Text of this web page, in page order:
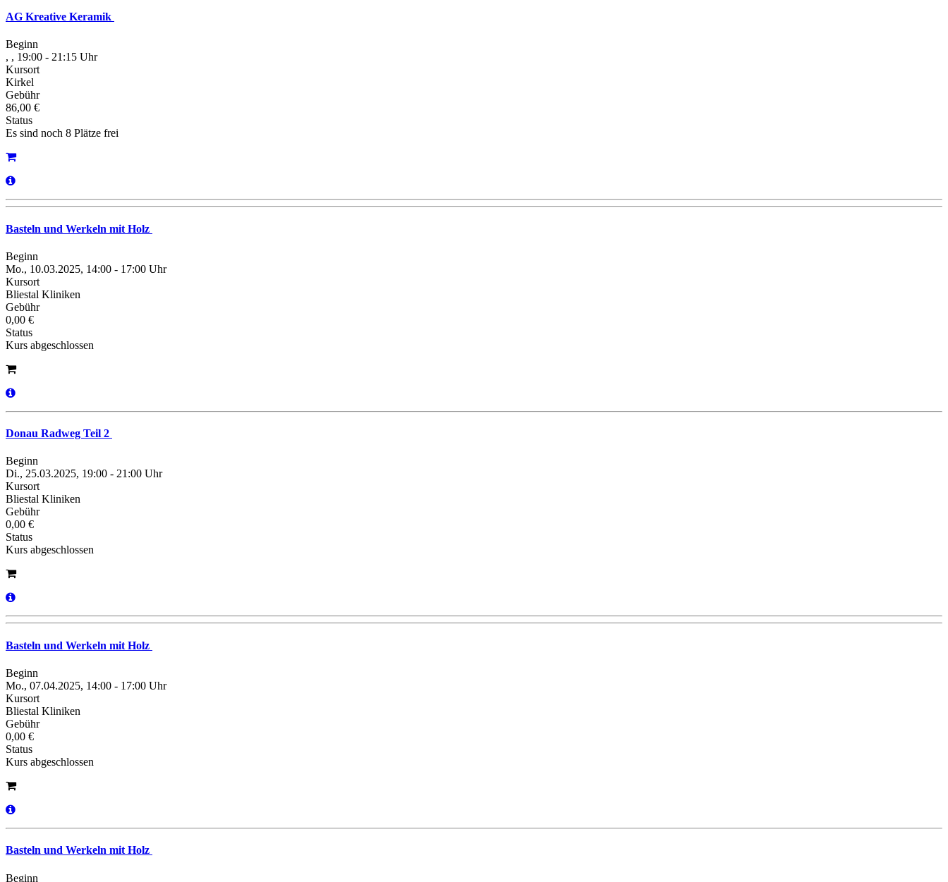
AG Kreative Keramik
Beginn
, , 19:00 - 21:15 Uhr
Kursort
Kirkel
Gebühr
86,00 €
Status
Es sind noch 8 Plätze frei
Basteln und Werkeln mit Holz
Beginn
Mo., 10.03.2025, 14:00 - 17:00 Uhr
Kursort
Bliestal Kliniken
Gebühr
0,00 €
Status
Kurs abgeschlossen
Donau Radweg Teil 2
Beginn
Di., 25.03.2025, 19:00 - 21:00 Uhr
Kursort
Bliestal Kliniken
Gebühr
0,00 €
Status
Kurs abgeschlossen
Basteln und Werkeln mit Holz
Beginn
Mo., 07.04.2025, 14:00 - 17:00 Uhr
Kursort
Bliestal Kliniken
Gebühr
0,00 €
Status
Kurs abgeschlossen
Basteln und Werkeln mit Holz
Beginn